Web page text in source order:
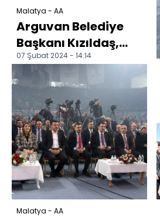
Malatya - AA
Arguvan Belediye
Başkanı Kızıldaş,
CHP'den istifa etti
07 Şubat 2024 - 14:14
Malatya - AA